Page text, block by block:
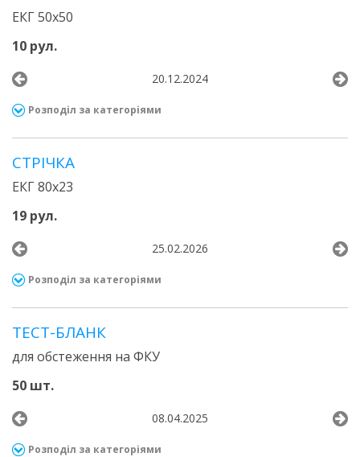
ЕКГ 50x50
10 рул.
20.12.2024
Розподіл за категоріями
СТРІЧКА
ЕКГ 80x23
19 рул.
25.02.2026
Розподіл за категоріями
ТЕСТ-БЛАНК
для обстеження на ФКУ
50 шт.
08.04.2025
Розподіл за категоріями